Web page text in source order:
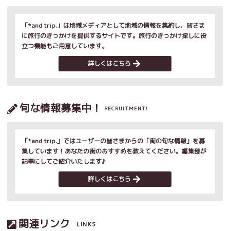
「*and trip.」は地域メディアとして地域の情報を集約し、皆さま
に旅行のきっかけを提供するサイトです。旅行のきっかけ探しに役
立つ機能もご用意しています。
詳しくはこちら
旬な情報募集中！ RECRUITMENT!
「*and trip.」ではユーザーの皆さまからの「街の旬な情報」を募
集しています！あなたの街のおすすめを教えてください。編集部が
記事にしてご紹介いたします♪
詳しくはこちら
関連リンク LINKS